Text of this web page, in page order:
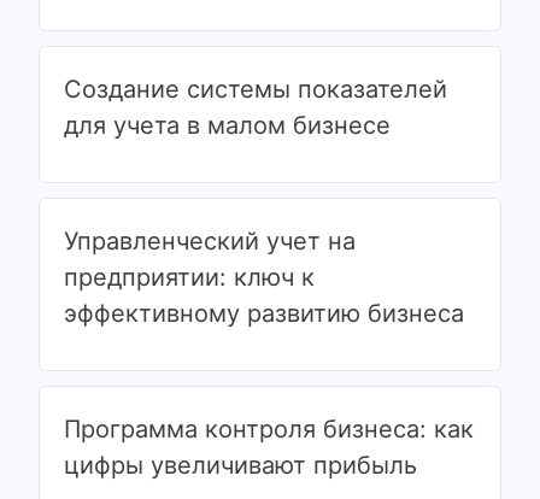
Создание системы показателей
для учета в малом бизнесе
Управленческий учет на
предприятии: ключ к
эффективному развитию бизнеса
Программа контроля бизнеса: как
цифры увеличивают прибыль